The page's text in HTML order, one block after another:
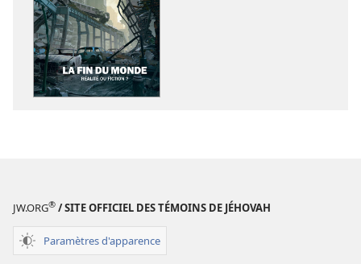
monde :
JW.ORG® / SITE OFFICIEL DES TÉMOINS DE JÉHOVAH
Paramètres d'apparence